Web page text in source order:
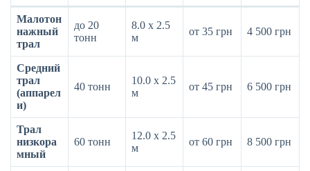
Малотон
нажный
трал
до 20
тонн
8.0 х 2.5
м
от 35 грн 4 500 грн
Средний
трал
(аппарел
и)
40 тонн
10.0 х 2.5
м
от 45 грн 6 500 грн
Трал
низкора
мный
60 тонн
12.0 х 2.5
м
от 60 грн 8 500 грн